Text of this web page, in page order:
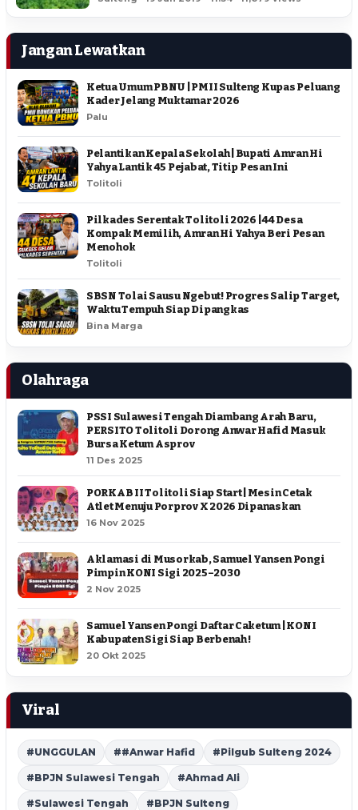
Jangan Lewatkan
Ketua Umum PBNU | PMII Sulteng Kupas Peluang
Kader Jelang Muktamar 2026
Palu
Pelantikan Kepala Sekolah | Bupati Amran Hi
Yahya Lantik 45 Pejabat, Titip Pesan Ini
Tolitoli
Pilkades Serentak Tolitoli 2026 | 44 Desa
Kompak Memilih, Amran Hi Yahya Beri Pesan
Menohok
Tolitoli
SBSN Tolai Sausu Ngebut! Progres Salip Target,
Waktu Tempuh Siap Dipangkas
Bina Marga
Olahraga
PSSI Sulawesi Tengah Diambang Arah Baru,
PERSITO Tolitoli Dorong Anwar Hafid Masuk
Bursa Ketum Asprov
11 Des 2025
PORKAB II Tolitoli Siap Start | Mesin Cetak
Atlet Menuju Porprov X 2026 Dipanaskan
16 Nov 2025
Aklamasi di Musorkab, Samuel Yansen Pongi
Pimpin KONI Sigi 2025–2030
2 Nov 2025
Samuel Yansen Pongi Daftar Caketum | KONI
Kabupaten Sigi Siap Berbenah !
20 Okt 2025
Viral
#UNGGULAN ##Anwar Hafid #Pilgub Sulteng 2024
#BPJN Sulawesi Tengah #Ahmad Ali
#Sulawesi Tengah #BPJN Sulteng